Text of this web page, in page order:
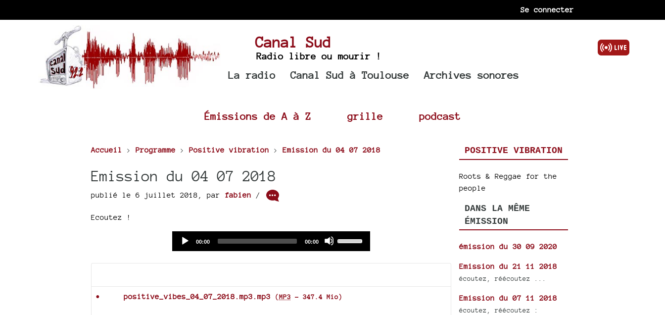
Se connecter
Canal Sud
Radio libre ou mourir !
La radio Canal Sud à Toulouse Archives sonores
Émissions de A à Z grille podcast
Accueil > Programme > Positive vibration > Emission du 04 07 2018
Emission du 04 07 2018
publié le 6 juillet 2018 par fabien /
Ecoutez !
Current
00:00
Total
00:00
increase
positive_vibes_04_07_2018.mp3.mp3 (MP3 - 347.4 Mio)
POSITIVE VIBRATION
Roots & Reggae for the
people
DANS LA MÊME
ÉMISSION
émission du 30 09 2020
Emission du 21 11 2018
écoutez, réécoutez ...
Emission du 07 11 2018
écoutez, réécoutez :